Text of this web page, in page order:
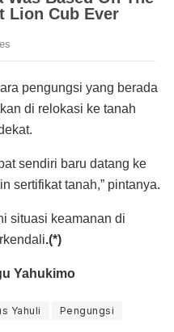
pengungsi yang berada
di relokasi ke tanah
sendiri baru datang ke
sertifikat tanah,” pintanya.
situasi keamanan di
.(*)
Yahukimo
Yahuli Pengungsi